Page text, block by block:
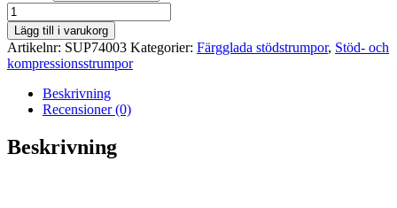
Stödstrumpa
bambu
mörkblå
mängd
Lägg till i varukorg
Artikelnr: SUP74003 Kategorier: Färgglada stödstrumpor, Stöd- och
kompressionsstrumpor
Beskrivning
Recensioner (0)
Beskrivning